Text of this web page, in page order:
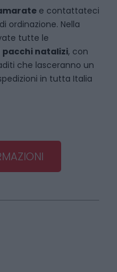
e contattateci
ordinazione. Nella
tutte le
pacchi natalizi, con
che lasceranno un
in tutta Italia